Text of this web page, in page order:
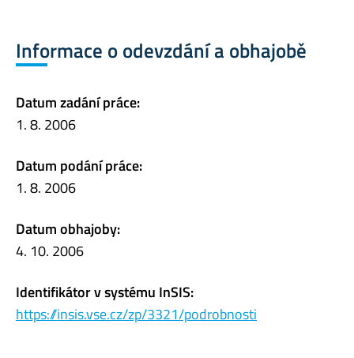
Informace o odevzdání a obhajobě
Datum zadání práce:
1. 8. 2006
Datum podání práce:
1. 8. 2006
Datum obhajoby:
4. 10. 2006
Identifikátor v systému InSIS:
https://insis.vse.cz/zp/3321/podrobnosti